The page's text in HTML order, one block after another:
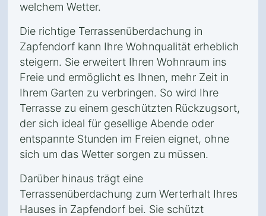
welchem Wetter.
Die richtige Terrassenüberdachung in
Zapfendorf kann Ihre Wohnqualität erheblich
steigern. Sie erweitert Ihren Wohnraum ins
Freie und ermöglicht es Ihnen, mehr Zeit in
Ihrem Garten zu verbringen. So wird Ihre
Terrasse zu einem geschützten Rückzugsort,
der sich ideal für gesellige Abende oder
entspannte Stunden im Freien eignet, ohne
sich um das Wetter sorgen zu müssen.
Darüber hinaus trägt eine
Terrassenüberdachung zum Werterhalt Ihres
Hauses in Zapfendorf bei. Sie schützt